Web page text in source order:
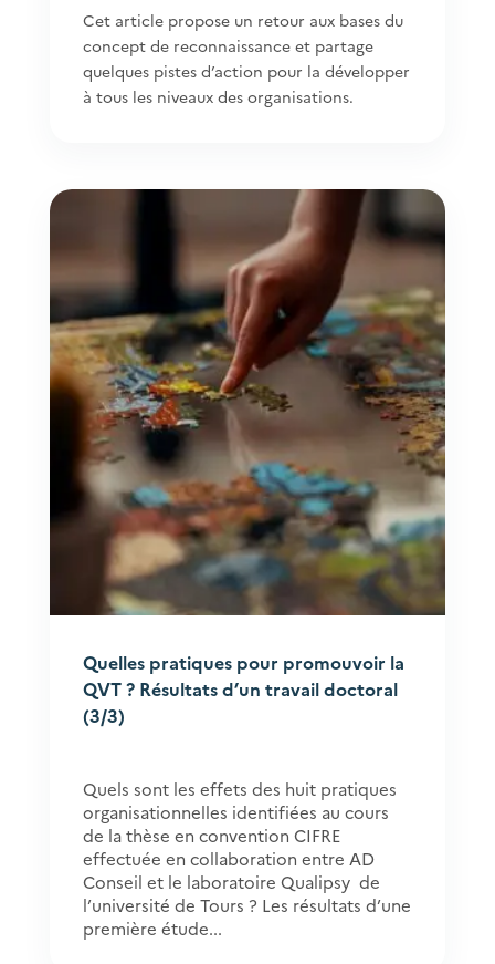
Cet article propose un retour aux bases du
concept de reconnaissance et partage
quelques pistes d’action pour la développer
à tous les niveaux des organisations.
Quelles pratiques pour promouvoir la
QVT ? Résultats d’un travail doctoral
(3/3)
Quels sont les effets des huit pratiques
organisationnelles identifiées au cours
de la thèse en convention CIFRE
effectuée en collaboration entre AD
Conseil et le laboratoire Qualipsy de
l’université de Tours ? Les résultats d’une
première étude...